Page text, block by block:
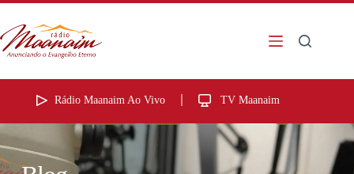
Rádio Maanaim Ao Vivo TV Maanaim